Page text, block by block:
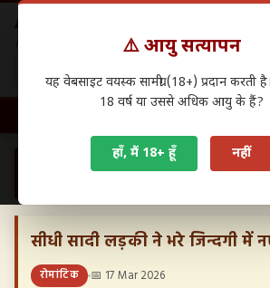
⚠️ आयु सत्यापन
यह वेबसाइट वयस्क सामग्री (18+) प्रदान करती
18 वर्ष या उससे अधिक आयु के हैं?
हाँ, मैं 18+ हूँ नहीं
Antarwasna.in
Hindi Sex Stories – हिंदी सेक्स कहानियाँ
रोमांटिक › सीधी सादी लड़की ने भरे
सीधी सादी लड़की ने भरे जिन्दगी में
रोमांटिक 📅 17 Mar 2026